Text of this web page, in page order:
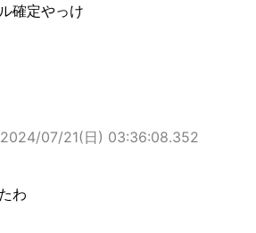
確定やっけ
2024/07/21(日) 03:36:08.352
わ